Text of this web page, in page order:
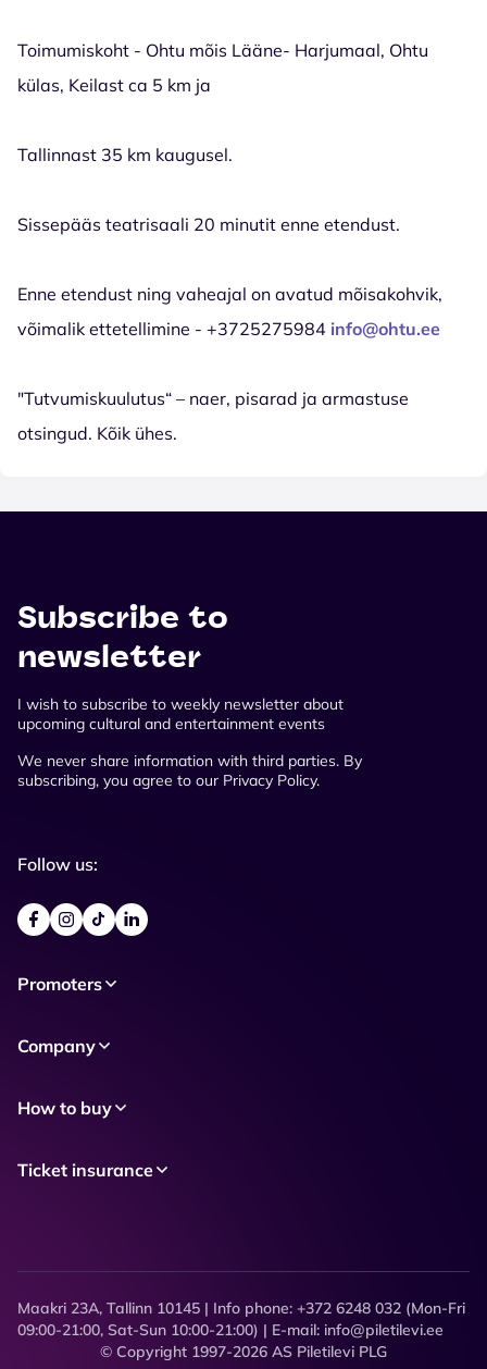
Toimumiskoht - Ohtu mõis Lääne- Harjumaal, Ohtu
külas, Keilast ca 5 km ja
Tallinnast 35 km kaugusel.
Sissepääs teatrisaali 20 minutit enne etendust.
Enne etendust ning vaheajal on avatud mõisakohvik,
võimalik ettetellimine - +3725275984 info@ohtu.ee
"Tutvumiskuulutus“ – naer, pisarad ja armastuse
otsingud. Kõik ühes.
Subscribe to
newsletter
I wish to subscribe to weekly newsletter about
upcoming cultural and entertainment events
We never share information with third parties. By
subscribing, you agree to our Privacy Policy.
Follow us:
Promoters
Company
How to buy
Ticket insurance
Maakri 23A, Tallinn 10145 | Info phone: +372 6248 032 (Mon-Fri
09:00-21:00, Sat-Sun 10:00-21:00) | E-mail: info@piletilevi.ee
© Copyright 1997-2026 AS Piletilevi PLG